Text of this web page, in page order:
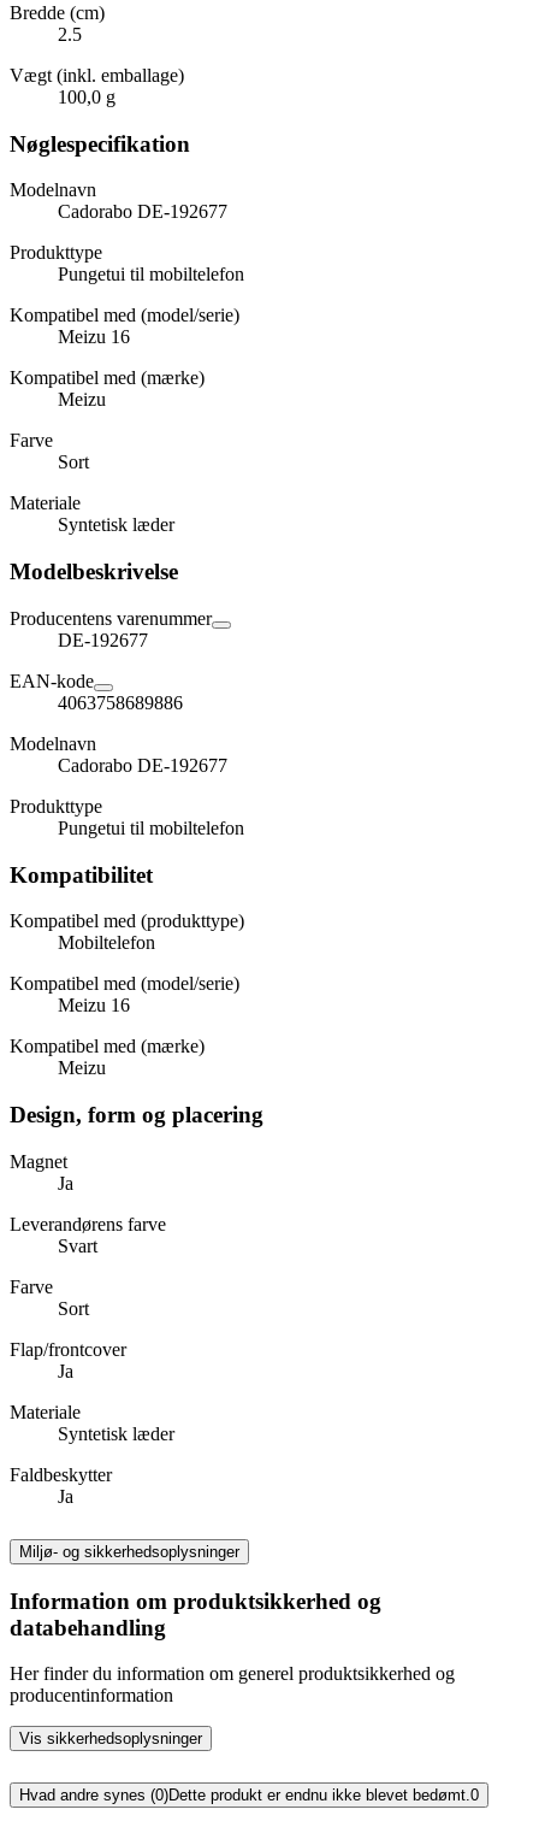
Bredde (cm)
2.5
Vægt (inkl. emballage)
100,0 g
Nøglespecifikation
Modelnavn
Cadorabo DE-192677
Produkttype
Pungetui til mobiltelefon
Kompatibel med (model/serie)
Meizu 16
Kompatibel med (mærke)
Meizu
Farve
Sort
Materiale
Syntetisk læder
Modelbeskrivelse
Producentens varenummer
DE-192677
EAN-kode
4063758689886
Modelnavn
Cadorabo DE-192677
Produkttype
Pungetui til mobiltelefon
Kompatibilitet
Kompatibel med (produkttype)
Mobiltelefon
Kompatibel med (model/serie)
Meizu 16
Kompatibel med (mærke)
Meizu
Design, form og placering
Magnet
Ja
Leverandørens farve
Svart
Farve
Sort
Flap/frontcover
Ja
Materiale
Syntetisk læder
Faldbeskytter
Ja
Miljø- og sikkerhedsoplysninger
Information om produktsikkerhed og
databehandling
Her finder du information om generel produktsikkerhed og
producentinformation
Vis sikkerhedsoplysninger
Hvad andre synes (0)Dette produkt er endnu ikke blevet bedømt.0